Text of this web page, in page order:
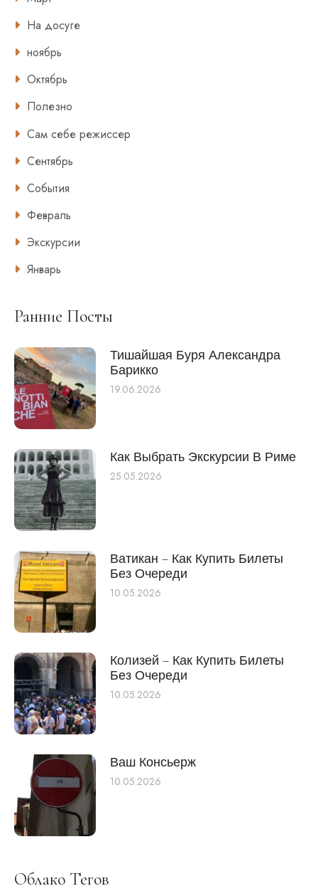
На досуге
ноябрь
Октябрь
Полезно
Сам себе режиссер
Сентябрь
События
Февраль
Экскурсии
Январь
Ранние Посты
Тишайшая Буря Александра
Барикко
19.06.2026
Как Выбрать Экскурсии В Риме
25.05.2026
Ватикан – Как Купить Билеты
Без Очереди
10.05.2026
Колизей – Как Купить Билеты
Без Очереди
10.05.2026
Ваш Консьерж
10.05.2026
Облако Тегов